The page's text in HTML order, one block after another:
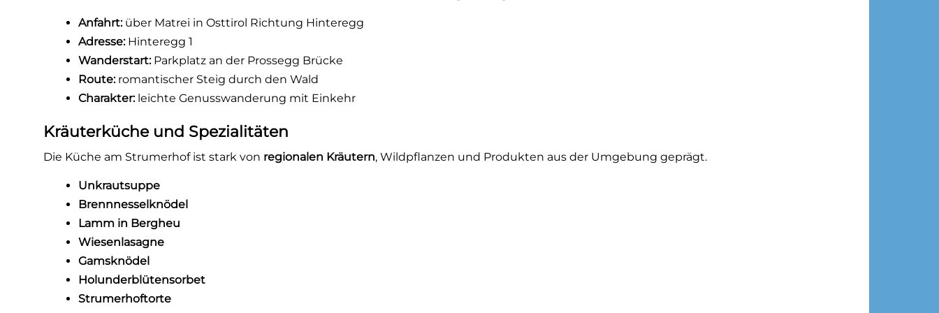
Anfahrt:über Matrei in Osttirol Richtung Hinteregg
Adresse:Hinteregg 1
Wanderstart:Parkplatz an der Prossegg Brücke
Route:romantischer Steig durch den Wald
Charakter:leichte Genusswanderung mit Einkehr
Kräuterküche und Spezialitäten
Die Küche am Strumerhof ist stark von regionalen Kräutern, Wildpflanzen und Produkten aus der Umgebung geprägt.
Unkrautsuppe
Brennnesselknödel
Lamm in Bergheu
Wiesenlasagne
Gamsknödel
Holunderblütensorbet
Strumerhoftorte